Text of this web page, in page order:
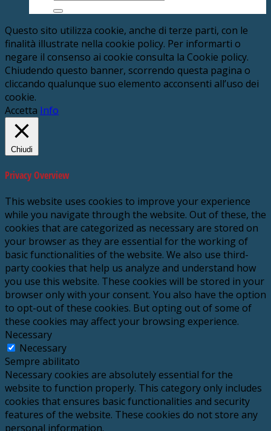
Questo sito utilizza cookie, anche di terze parti, con le
finalità illustrate nella cookie policy. Per informarti o
negare il consenso ai cookie consulta la Cookie policy.
Chiudendo questo banner, scorrendo questa pagina o
cliccando qualunque suo elemento acconsenti all’uso dei
cookie.
Accetta Info
Chiudi
Privacy Overview
This website uses cookies to improve your experience
while you navigate through the website. Out of these, the
cookies that are categorized as necessary are stored on
your browser as they are essential for the working of
basic functionalities of the website. We also use third-
party cookies that help us analyze and understand how
you use this website. These cookies will be stored in your
browser only with your consent. You also have the option
to opt-out of these cookies. But opting out of some of
these cookies may affect your browsing experience.
Necessary
Necessary
Sempre abilitato
Necessary cookies are absolutely essential for the
website to function properly. This category only includes
cookies that ensures basic functionalities and security
features of the website. These cookies do not store any
personal information.